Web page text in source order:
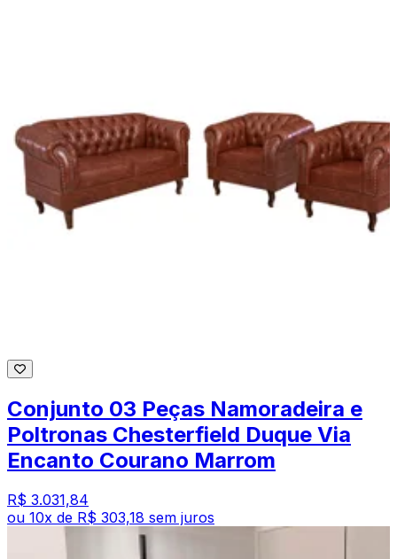
Conjunto 03 Peças Namoradeira e
Poltronas Chesterfield Duque Via
Encanto Courano Marrom
R$ 3.031,84
ou 10x de R$ 303,18 sem juros